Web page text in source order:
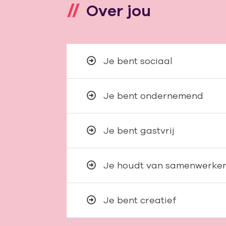
Over jou
Je bent sociaal
Je bent ondernemend
Je bent gastvrij
Je houdt van
Je bent creatief